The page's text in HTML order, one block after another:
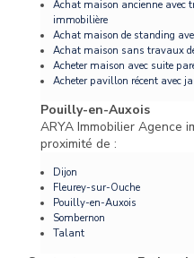
Achat maison ancienne avec
immobilière
Achat maison de standing
Achat maison sans travaux
Acheter maison avec suite
Acheter pavillon récent avec
Pouilly-en-Auxois
ARYA Immobilier Agence
proximité de :
Dijon
Fleurey-sur-Ouche
Pouilly-en-Auxois
Sombernon
Talant